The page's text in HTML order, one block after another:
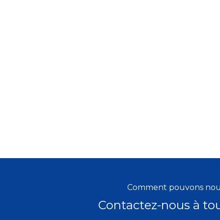
Comment pouvons
Contactez-nous à